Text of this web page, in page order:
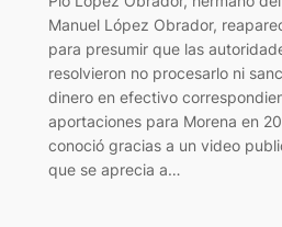
Manuel López Obrador,
para presumir que las
resolvieron no procesarlo ni
dinero en efectivo
aportaciones para Morena en
conoció gracias a un video
que se aprecia a…